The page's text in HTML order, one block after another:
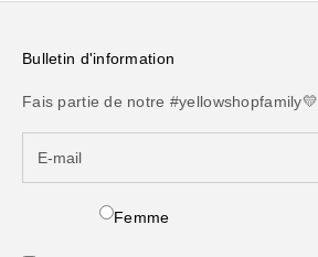
Bulletin d'information
Fais partie de notre #yellowshopfamily💛
Femme